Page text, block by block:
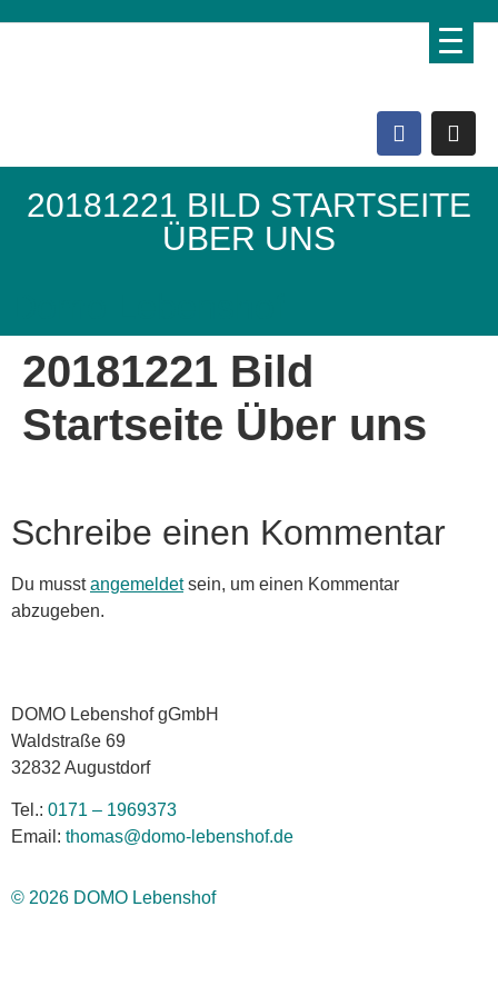
20181221 BILD STARTSEITE
ÜBER UNS
20181221 Bild
Startseite Über uns
Schreibe einen Kommentar
Du musstangemeldetsein, um einen Kommentar
abzugeben.
DOMO Lebenshof gGmbH
Waldstraße 69
32832 Augustdorf
Tel.: 0171 – 1969373
Email: thomas@domo-lebenshof.de
© 2026 DOMO Lebenshof